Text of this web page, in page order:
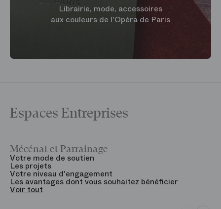
Librairie, mode, accessoires
aux couleurs de l'Opéra de Paris
Espaces Entreprises
Mécénat et Parrainage
Votre mode de soutien
Les projets
Votre niveau d'engagement
Les avantages dont vous souhaitez bénéficier
Voir tout